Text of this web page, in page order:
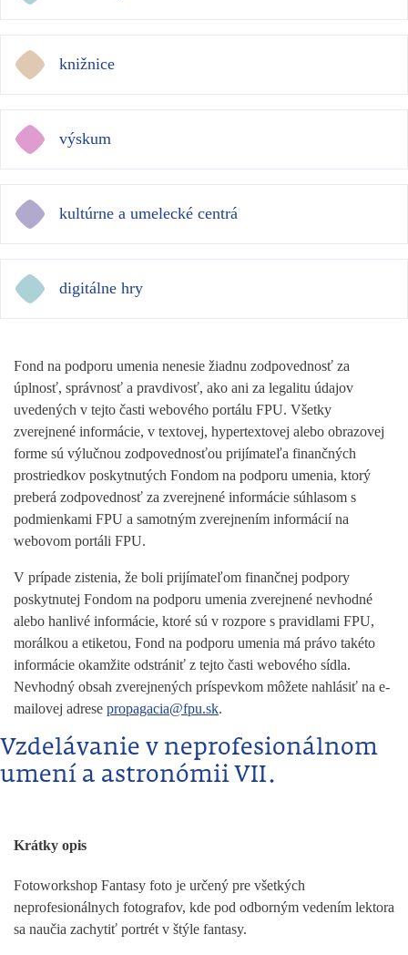
knižnice
výskum
kultúrne a umelecké centrá
digitálne hry
Fond na podporu umenia nenesie žiadnu zodpovednosť za
úplnosť, správnosť a pravdivosť, ako ani za legalitu údajov
uvedených v tejto časti webového portálu FPU. Všetky
zverejnené informácie, v textovej, hypertextovej alebo obrazovej
forme sú výlučnou zodpovednosťou prijímateľa finančných
prostriedkov poskytnutých Fondom na podporu umenia, ktorý
preberá zodpovednosť za zverejnené informácie súhlasom s
podmienkami FPU a samotným zverejnením informácií na
webovom portáli FPU.
V prípade zistenia, že boli prijímateľom finančnej podpory
poskytnutej Fondom na podporu umenia zverejnené nevhodné
alebo hanlivé informácie, ktoré sú v rozpore s pravidlami FPU,
morálkou a etiketou, Fond na podporu umenia má právo takéto
informácie okamžite odstrániť z tejto časti webového sídla.
Nevhodný obsah zverejnených príspevkom môžete nahlásiť na e-
mailovej adrese propagacia@fpu.sk.
Vzdelávanie v neprofesionálnom
umení a astronómii VII.
Krátky opis
Fotoworkshop Fantasy foto je určený pre všetkých
neprofesionálnych fotografov, kde pod odborným vedením lektora
sa naučia zachytiť portrét v štýle fantasy.